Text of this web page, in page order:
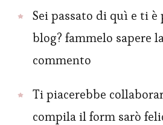
Sei passato di quì e ti
blog? fammelo sapere
commento
Ti piacerebbe
compila il form sarò